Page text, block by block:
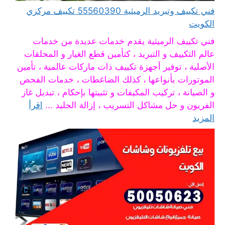
فني تكييف وتبريد الرميثية 55560390 تكييف مركزي
الكويت
فني تكييف الرميثية يقدم خدمات عديدة من خدمات
عالم التكييف و التبريد ، كتأمين قطع الغيار و المحلقات
الأصلية ، توفير أجهزة تكييف ذات ماركات عالمية ، تأمين
الموتورات بأنواعها ، كذلك الضاغطات ، خدمات الفحص
و الصيانة ، تركيب المكيفات و تثبيتها بإحكام ، تبديل غاز
الفريون و حل مشاكل التسريب ، إزالة الجليد ... اقرأ
المزيد